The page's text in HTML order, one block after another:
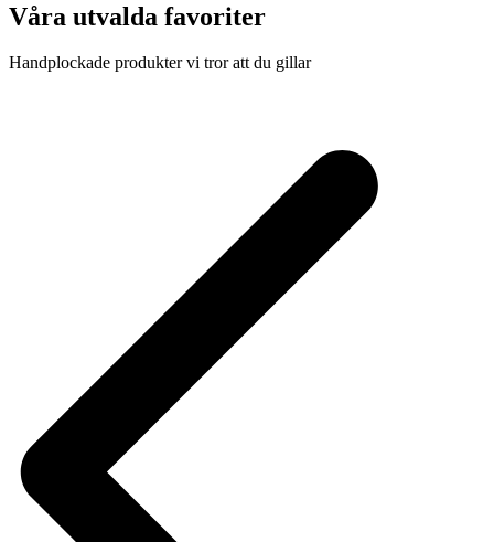
Våra utvalda favoriter
Handplockade produkter vi tror att du gillar